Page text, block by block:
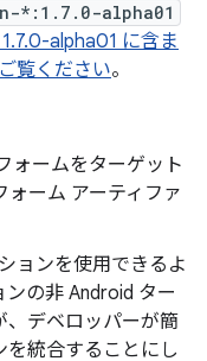
*:1.7.0-alpha01
alpha01 に含ま
覧ください。
ォームをターゲット
ーム アーティファ
ョンを使用できるよ
の非 Android ター
、デベロッパーが簡
統合することにし